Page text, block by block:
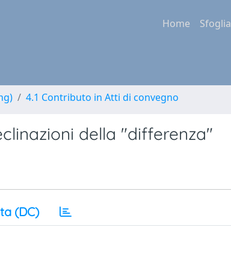
Home Sfoglia
4.1 Contributo in Atti di convegno
della "differenza"
(DC)